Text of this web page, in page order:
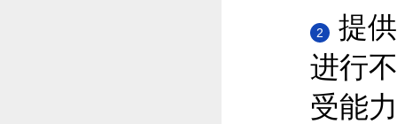
2
提
进行
受能